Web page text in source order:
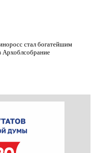
стал богатейшим
Архоблсобрание